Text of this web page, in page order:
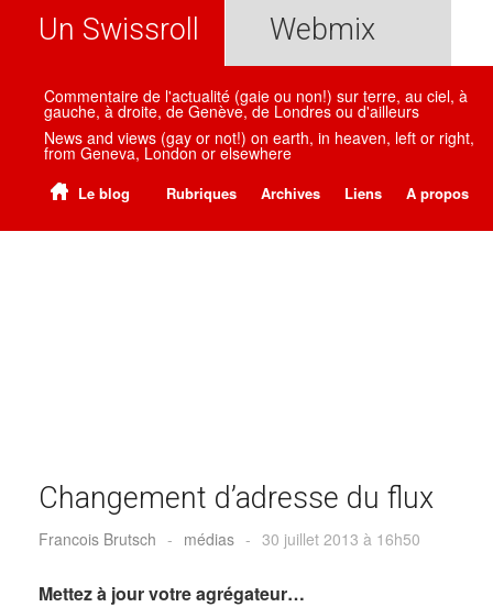
Un Swissroll Webmix
Commentaire de l'actualité (gaie ou non!) sur terre, au ciel, à
gauche, à droite, de Genève, de Londres ou d'ailleurs
News and views (gay or not!) on earth, in heaven, left or right,
from Geneva, London or elsewhere
Le blog Rubriques Archives Liens A propos
Changement d’adresse du flux
Francois Brutsch - médias - 30 juillet 2013 à 16h50
Mettez à jour votre agrégateur…